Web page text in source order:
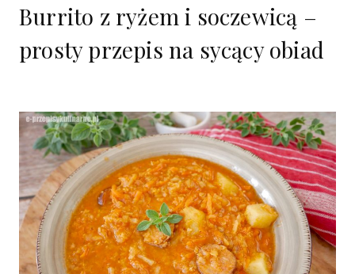
Burrito z ryżem i soczewicą –
prosty przepis na sycący obiad